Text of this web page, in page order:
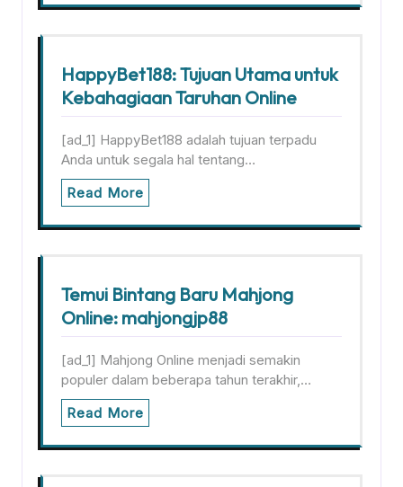
HappyBet188: Tujuan Utama untuk
Kebahagiaan Taruhan Online
[ad_1] HappyBet188 adalah tujuan terpadu
Anda untuk segala hal tentang…
Read More
Temui Bintang Baru Mahjong
Online: mahjongjp88
[ad_1] Mahjong Online menjadi semakin
populer dalam beberapa tahun terakhir,…
Read More